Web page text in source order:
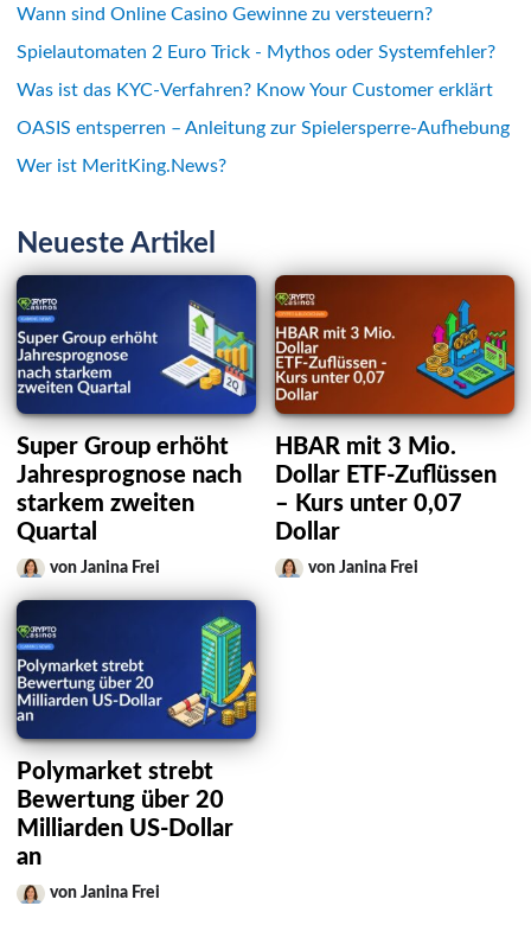
Wann sind Online Casino Gewinne zu versteuern?
Spielautomaten 2 Euro Trick - Mythos oder Systemfehler?
Was ist das KYC-Verfahren? Know Your Customer erklärt
OASIS entsperren – Anleitung zur Spielersperre-Aufhebung
Wer ist MeritKing.News?
Neueste Artikel
Super Group erhöht
Jahresprognose nach
starkem zweiten
Quartal
von Janina Frei
HBAR mit 3 Mio.
Dollar ETF-Zuflüssen
– Kurs unter 0,07
Dollar
von Janina Frei
Polymarket strebt
Bewertung über 20
Milliarden US-Dollar
an
von Janina Frei